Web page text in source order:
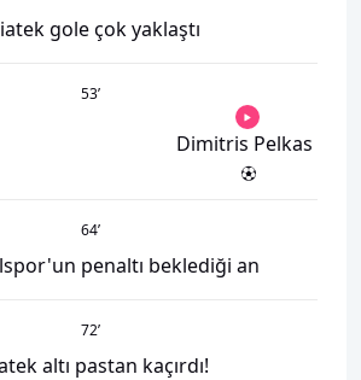
gole çok yaklaştı
53’
Dimitris Pelkas
64’
penaltı beklediği an
72’
altı pastan kaçırdı!